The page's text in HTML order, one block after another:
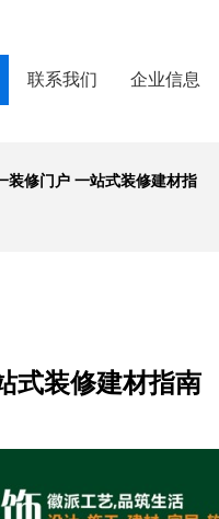
联系我们 企业信息
装修门户 一站式装修建材指
式装修建材指南